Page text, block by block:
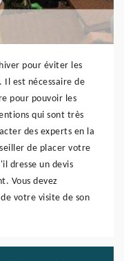
pour éviter les
Il est nécessaire de
pour pouvoir les
qui sont très
des experts en la
de placer votre
dresse un devis
Vous devez
votre visite de son